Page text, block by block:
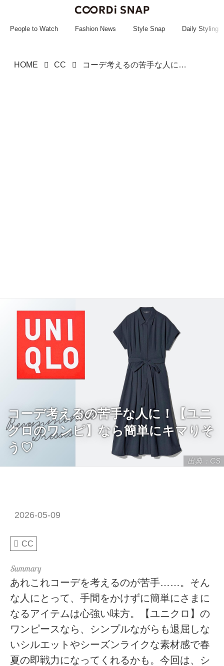
~~~~~~~~~~~
People to Watch Fashion News Style Snap Daily Styling
HOME CC コーデ考えるの苦手な人に！【ユニクロのワンピ】なら簡単にキマりそう♡
出典：CS
コーデ考えるの苦手な人に！【ユニ
クロのワンピ】なら簡単にキマりそ
う♡
2026-05-09
CC
あれこれコーデを考えるのが苦手……。そん
な人にとって、手間をかけずに簡単にさまに
なるアイテムは心強い味方。【ユニクロ】の
ワンピースなら、シンプルながらも退屈しな
いシルエットやシーズンライクな素材感で春
夏の即戦力になってくれるかも。今回は、シ